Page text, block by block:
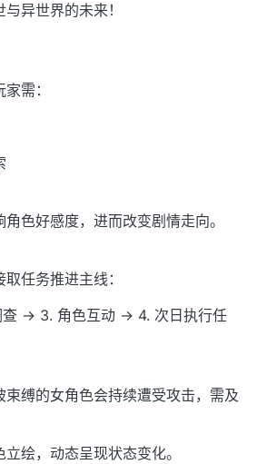
异世界的未来！
需：
色好感度，进而改变剧情走向。
任务推进主线：
→ 3. 角色互动 → 4. 次日执行任
束缚的女角色会持续遭受攻击，需及
绘，动态呈现状态变化。